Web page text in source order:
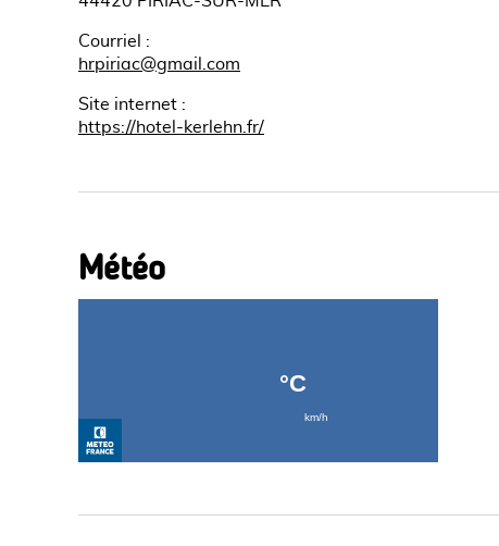
Courriel
:
hrpiriac@gmail.com
Site internet :
https://hotel-kerlehn.fr/
Météo